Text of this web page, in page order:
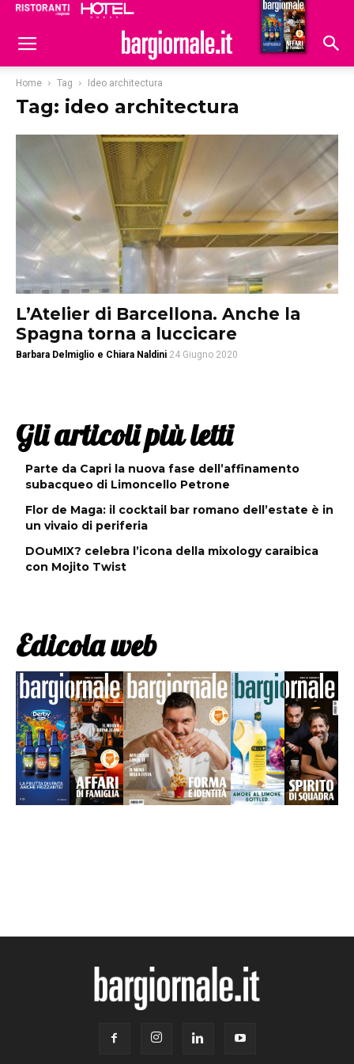
Hoteldomani
Home Tag Ideo architectura
Tag: ideo architectura
L’Atelier di Barcellona. Anche la
Spagna torna a luccicare
Barbara Delmiglio e Chiara Naldini 24 Giugno 2020
Gli articoli più letti
Parte da Capri la nuova fase dell’affinamento
subacqueo di Limoncello Petrone
Flor de Maga: il cocktail bar romano dell’estate è in
un vivaio di periferia
DOuMIX? celebra l’icona della mixology caraibica
con Mojito Twist
Edicola web